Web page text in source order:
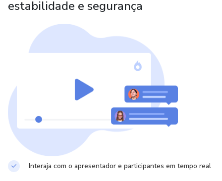
imaginou ser possível.
O que nós, seres infinitos, podemos criar quando estamos
em total permissão do nosso saber?
estabilidade e segurança
Interaja com o apresentador e participantes em tempo real